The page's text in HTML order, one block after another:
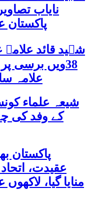
نایاب
پاکستان
شہید قائد
38ویں برسی
علامہ
شیعہ علماء
کے وفد کی
عقیدت،
منایا گیا،